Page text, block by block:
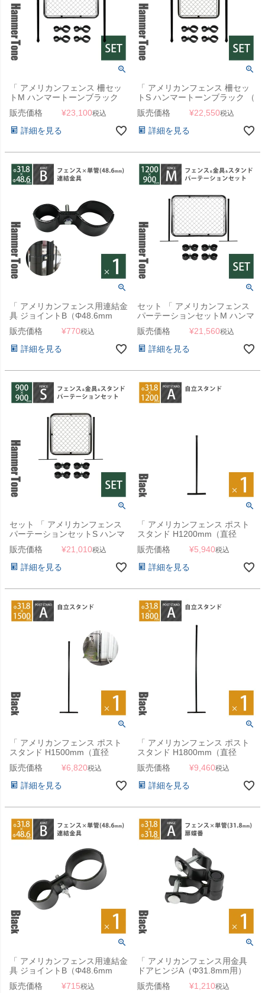
「 アメリカンフェンス 柵セッ
トM ハンマートーンブラック
（ 1200×900mmフェンス＋
Φ48.6mm杭2本＋ジョイントB4
個 ） 」
販売価格 ¥23,100税込
詳細を見る
「 アメリカンフェンス 柵セッ
トS ハンマートーンブラック （
900×900mmフェンス＋
Φ48.6mm杭2本＋ジョイントB4
個 ） 」
販売価格 ¥22,550税込
詳細を見る
「 アメリカンフェンス用連結金
具 ジョイントB（Φ48.6mm
用） ハンマートーンブラック
」
販売価格 ¥770税込
詳細を見る
セット 「 アメリカンフェンス
パーテーションセットM ハンマ
ートーンブラック （
1200×900mmフェンス＋
Φ31.8mmスタンド2本＋ジョイ
ントA4個 ） 」
販売価格 ¥21,560税込
詳細を見る
セット 「 アメリカンフェンス
パーテーションセットS ハンマ
ートーンブラック （
900×900mmフェンス＋
Φ31.8mmスタンド2本＋ジョイ
ントA4個 ） 」
販売価格 ¥21,010税込
詳細を見る
「 アメリカンフェンス ポスト
スタンド H1200mm（直径
31.8mm） ブラック ※ゴムキャ
ップ付 」
販売価格 ¥5,940税込
詳細を見る
「 アメリカンフェンス ポスト
スタンド H1500mm（直径
31.8mm） ブラック ※ゴムキャ
ップ付 」
販売価格 ¥6,820税込
詳細を見る
「 アメリカンフェンス ポスト
スタンド H1800mm（直径
31.8mm） ブラック ※ゴムキャ
ップ付 」
販売価格 ¥9,460税込
詳細を見る
「 アメリカンフェンス用連結金
具 ジョイントB（Φ48.6mm
用） ブラック 」
販売価格 ¥715税込
「 アメリカンフェンス用金具
ドアヒンジA（Φ31.8mm用）
ブラック 」
販売価格 ¥1,210税込